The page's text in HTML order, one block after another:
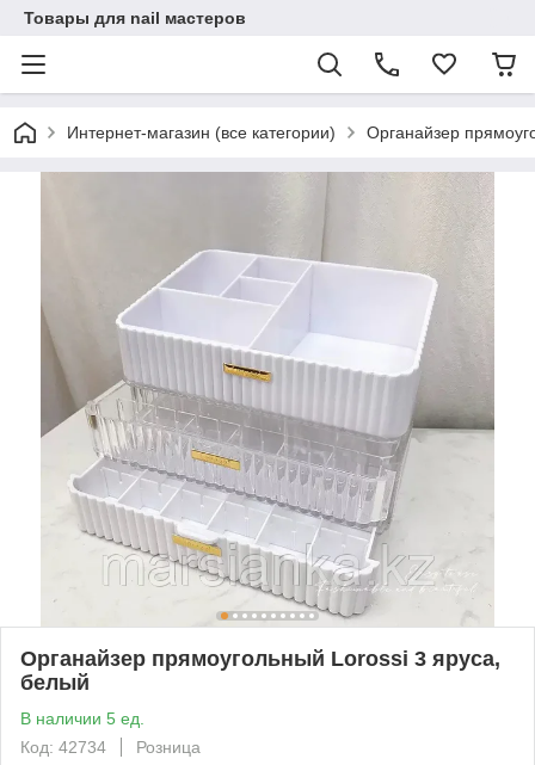
Товары для nail мастеров
Интернет-магазин (все категории) Органайзер
Органайзер прямоугольный Lorossi 3 яруса,
белый
В наличии 5 ед.
Код: 42734
Розница